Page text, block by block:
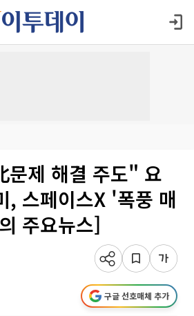
제 해결 주도" 요
스페이스X '폭풍 매
주요뉴스]
구글 선호매체 추가